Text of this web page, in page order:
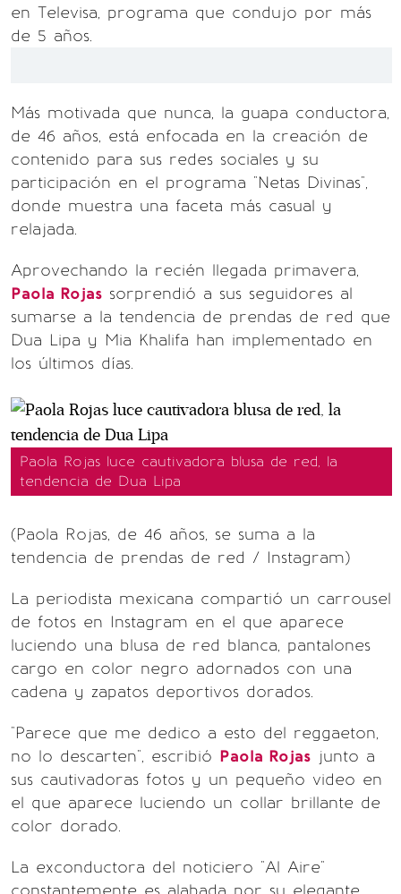
en Televisa, programa que condujo por más
de 5 años.
Más motivada que nunca, la guapa conductora,
de 46 años, está enfocada en la creación de
contenido para sus redes sociales y su
participación en el programa "Netas Divinas",
donde muestra una faceta más casual y
relajada.
Aprovechando la recién llegada primavera,
Paola Rojas sorprendió a sus seguidores al
sumarse a la tendencia de prendas de red que
Dua Lipa y Mia Khalifa han implementado en
los últimos días.
Paola Rojas luce cautivadora blusa de red, la
tendencia de Dua Lipa
(Paola Rojas, de 46 años, se suma a la
tendencia de prendas de red / Instagram)
La periodista mexicana compartió un carrousel
de fotos en Instagram en el que aparece
luciendo una blusa de red blanca, pantalones
cargo en color negro adornados con una
cadena y zapatos deportivos dorados.
"Parece que me dedico a esto del reggaeton,
no lo descarten", escribió Paola Rojas junto a
sus cautivadoras fotos y un pequeño video en
el que aparece luciendo un collar brillante de
color dorado.
La exconductora del noticiero "Al Aire"